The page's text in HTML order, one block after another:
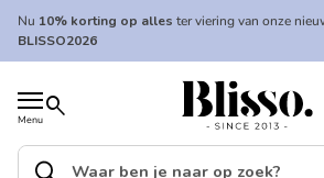
Overslaan naar inhoud
Nu 10% korting op alles ter viering van onze
BLISSO2026
Menu search
Home
Home
search